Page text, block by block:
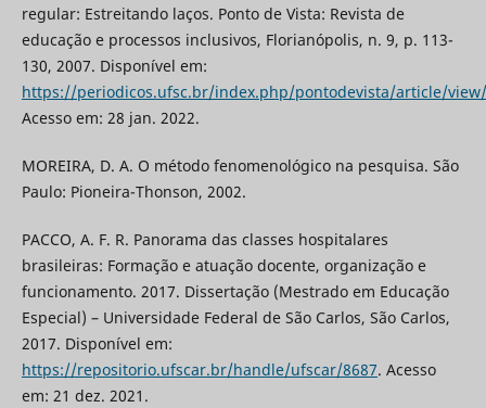
regular: Estreitando laços. Ponto de Vista: Revista de
educação e processos inclusivos, Florianópolis, n. 9, p. 113-
130, 2007. Disponível em:
https://periodicos.ufsc.br/index.php/pontodevista/article/
Acesso em: 28 jan. 2022.
MOREIRA, D. A. O método fenomenológico na pesquisa. São
Paulo: Pioneira-Thonson, 2002.
PACCO, A. F. R. Panorama das classes hospitalares
brasileiras: Formação e atuação docente, organização e
funcionamento. 2017. Dissertação (Mestrado em Educação
Especial) – Universidade Federal de São Carlos, São Carlos,
2017. Disponível em:
https://repositorio.ufscar.br/handle/ufscar/8687. Acesso
em: 21 dez. 2021.